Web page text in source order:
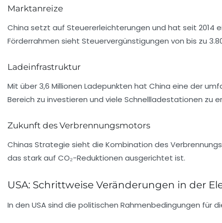
Marktanreize
China setzt auf Steuererleichterungen und hat seit 2014
Förderrahmen sieht Steuervergünstigungen von bis zu
Ladeinfrastruktur
Mit über 3,6 Millionen Ladepunkten hat China eine der
Bereich zu investieren und viele Schnellladestationen zu
Zukunft des Verbrennungsmotors
Chinas Strategie sieht die Kombination des
das stark auf CO₂-Reduktionen ausgerichtet ist.
USA: Schrittweise Veränderungen in der
In den USAsind die politischen Rahmenbedingungen für